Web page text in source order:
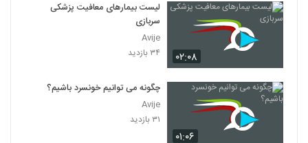
۰۲:۰۸
لیست بیمارهای معافیت پزشکی
سربازی
Avije
۳۴ بازدید
۰۱:۰۶
چگونه می توانیم خونسرد باشیم؟
Avije
۳۱ بازدید